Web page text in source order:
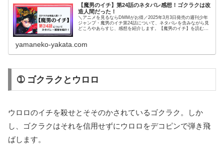
【魔男のイチ】第24話のネタバレ感想！ゴクラクは改
造人間だった！
＼アニメを見るならDMMがお得／2025年3月3日発売の週刊少年
ジャンプ・魔男のイチ第24話について、ネタバレを含みながら見
どころやあらすじ、感想を紹介します。【魔男のイチ】を読むの
yamaneko-yakata.com
➀ ゴクラクとウロロ
ウロロのイチを殺せとそそのかされているゴクラク。しか
し、ゴクラクはそれを信用せずにウロロをデコピンで弾き飛
ばします。